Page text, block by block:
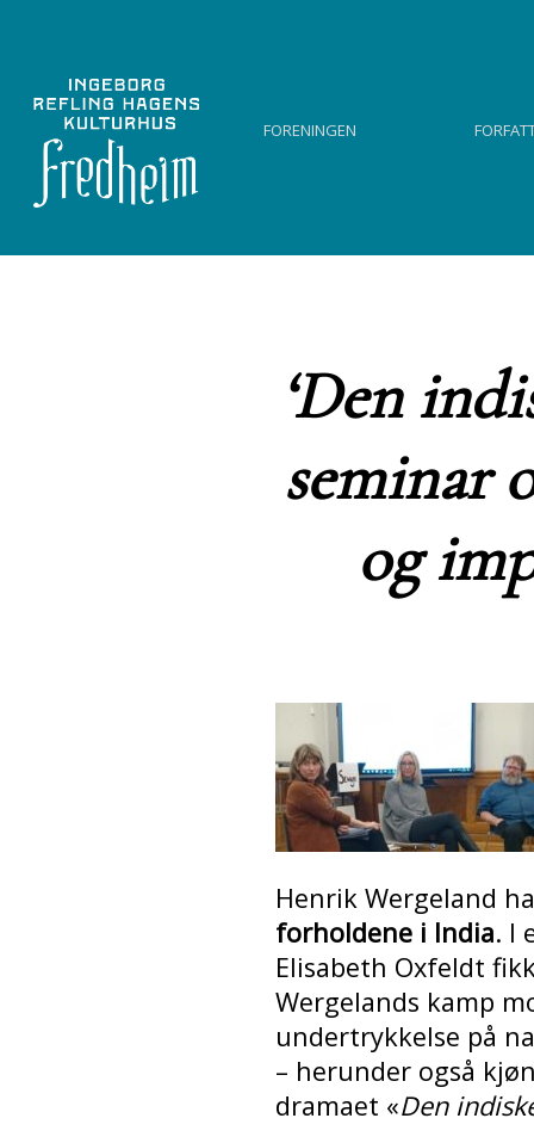
Foreningen
‘Den
seminar
og
Henrik Wergeland
forholdene i India. I
Elisabeth Oxfeldt
Wergelands kamp
undertrykkelse på
– herunder også
dramaet «Den